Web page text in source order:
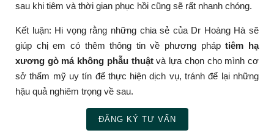
sau khi tiêm và thời gian phục hồi cũng sẽ rất nhanh chóng.
Kết luận: Hi vọng rằng những chia sẻ của Dr Hoàng Hà sẽ
giúp chị em có thêm thông tin về phương pháptiêm hạ
xương gò má không phẫu thuậtvà lựa chọn cho mình cơ
sở thẩm mỹ uy tín để thực hiện dịch vụ, tránh để lại những
hậu quả nghiêm trọng về sau.
ĐĂNG KÝ TƯ VẤN